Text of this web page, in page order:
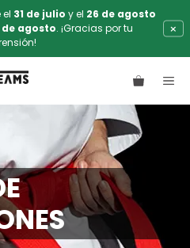
31 de julio y el 26 de agosto
de agosto. ¡Gracias por tu
×